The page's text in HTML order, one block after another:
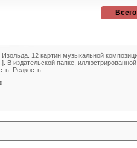
Изольда. 12 картин музыкальной
В издательской папке,
Редкость.